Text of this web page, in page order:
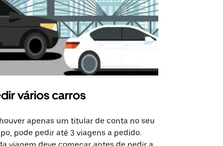
vários carros
apenas um titular de conta no seu
pode pedir até 3 viagens a pedido.